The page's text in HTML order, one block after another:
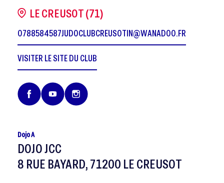
LE CREUSOT (71)
0788584587JUDOCLUBCREUSOTIN@WANADOO.FR
VISITER LE SITE DU CLUB
Dojo A
DOJO JCC
8 RUE BAYARD, 71200 LE CREUSOT